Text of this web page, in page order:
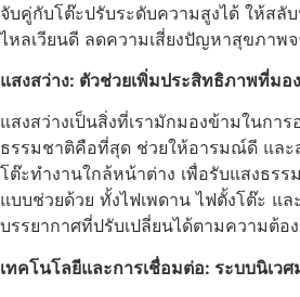
จับคู่กับโต๊ะปรับระดับความสูงได้ ให้สลั
ไหลเวียนดี ลดความเสี่ยงปัญหาสุขภาพ
แสงสว่าง: ตัวช่วยเพิ่มประสิทธิภาพที่มอ
แสงสว่างเป็นสิ่งที่เรามักมองข้ามในกา
ธรรมชาติคือที่สุด ช่วยให้อารมณ์ดี และ
โต๊ะทำงานใกล้หน้าต่าง เพื่อรับแสงธร
แบบช่วยด้วย ทั้งไฟเพดาน ไฟตั้งโต๊ะ แล
บรรยากาศที่ปรับเปลี่ยนได้ตามความต้อ
เทคโนโลยีและการเชื่อมต่อ: ระบบนิเว